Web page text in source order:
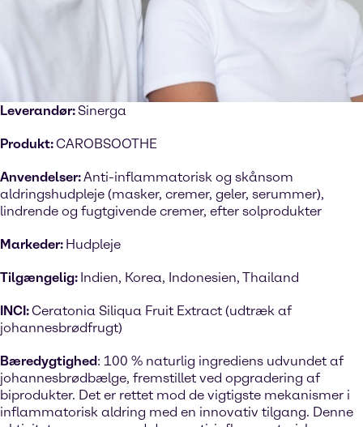
Leverandør:Sinerga
Produkt:CAROBSOOTHE
Anvendelser:Anti-inflammatorisk og skånsom
aldringshudpleje (masker, cremer, geler, serummer),
lindrende og fugtgivende cremer, efter solprodukter
Markeder: Hudpleje
Tilgængelig: Indien, Korea, Indonesien, Thailand
INCI:Ceratonia Siliqua Fruit Extract (udtræk af
johannesbrødfrugt)
Bæredygtighed: 100 % naturlig ingrediens udvundet af
johannesbrødbælge, fremstillet ved opgradering af
biprodukter. Det er rettet mod de vigtigste mekanismer i
inflammatorisk aldring med en innovativ tilgang. Denne